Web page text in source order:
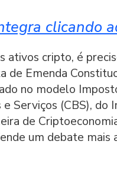
clicando
ativos cripto, é
de Emenda
no modelo
Serviços (CBS),
de
um debate mais